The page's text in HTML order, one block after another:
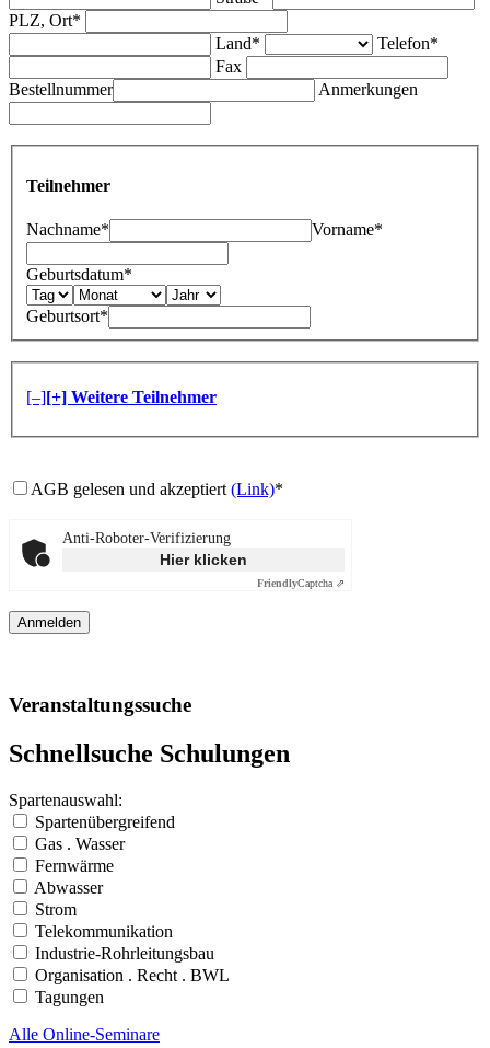
PLZ, Ort*
Land*
Telefon*
Fax
Bestellnummer
Anmerkungen
Teilnehmer
Nachname* Vorname*
Geburtsdatum*
Geburtsort*
[–][+] Weitere Teilnehmer
AGB gelesen und akzeptiert (Link)*
Anti-Roboter-Verifizierung
Hier klicken
FriendlyCaptcha ⇗
Veranstaltungssuche
Schnellsuche Schulungen
Spartenauswahl:
Spartenübergreifend
Gas . Wasser
Fernwärme
Abwasser
Strom
Telekommunikation
Industrie-Rohrleitungsbau
Organisation . Recht . BWL
Tagungen
Alle Online-Seminare